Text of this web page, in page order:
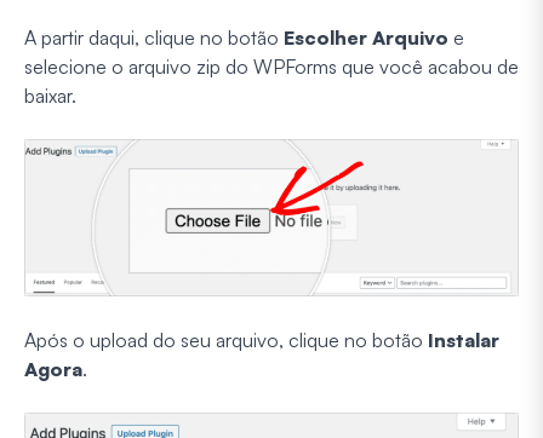
A partir daqui, clique no botão Escolher Arquivo e
selecione o arquivo zip do WPForms que você acabou de
baixar.
Após o upload do seu arquivo, clique no botão Instalar
Agora.